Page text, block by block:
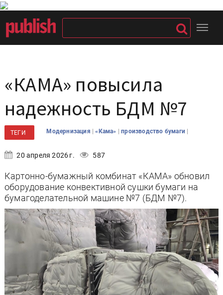
«КАМА» повысила
надежность БДМ №7
ТЕГИ Модернизация |«Кама» |производство бумаги |
20 апреля 2026 г. 587
Картонно-бумажный комбинат «КАМА» обновил
оборудование конвективной сушки бумаги на
бумагоделательной машине №7 (БДМ №7).